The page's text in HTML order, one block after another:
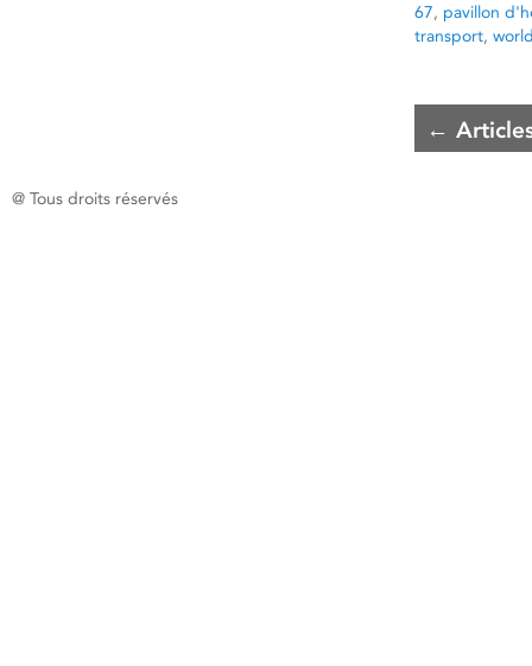
67, pavillon
transport,
←
@ Tous droits réservés